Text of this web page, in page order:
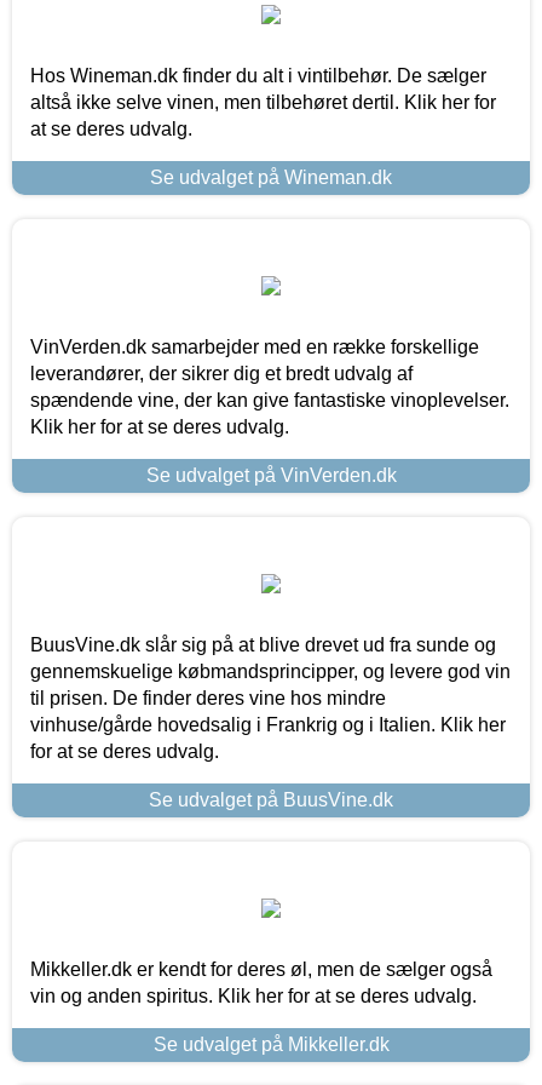
Hos Wineman.dk finder du alt i vintilbehør. De sælger
altså ikke selve vinen, men tilbehøret dertil. Klik her for
at se deres udvalg.
Se udvalget på Wineman.dk
VinVerden.dk samarbejder med en række forskellige
leverandører, der sikrer dig et bredt udvalg af
spændende vine, der kan give fantastiske vinoplevelser.
Klik her for at se deres udvalg.
Se udvalget på VinVerden.dk
BuusVine.dk slår sig på at blive drevet ud fra sunde og
gennemskuelige købmandsprincipper, og levere god vin
til prisen. De finder deres vine hos mindre
vinhuse/gårde hovedsalig i Frankrig og i Italien. Klik her
for at se deres udvalg.
Se udvalget på BuusVine.dk
Mikkeller.dk er kendt for deres øl, men de sælger også
vin og anden spiritus. Klik her for at se deres udvalg.
Se udvalget på Mikkeller.dk